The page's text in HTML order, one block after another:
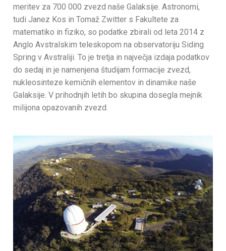
meritev za 700 000 zvezd naše Galaksije. Astronomi,
tudi Janez Kos in Tomaž Zwitter s Fakultete za
matematiko in fiziko, so podatke zbirali od leta 2014 z
Anglo Avstralskim teleskopom na observatoriju Siding
Spring v Avstraliji. To je tretja in največja izdaja podatkov
do sedaj in je namenjena študijam formacije zvezd,
nukleosinteze kemičnih elementov in dinamike naše
Galaksije. V prihodnjih letih bo skupina dosegla mejnik
milijona opazovanih zvezd.